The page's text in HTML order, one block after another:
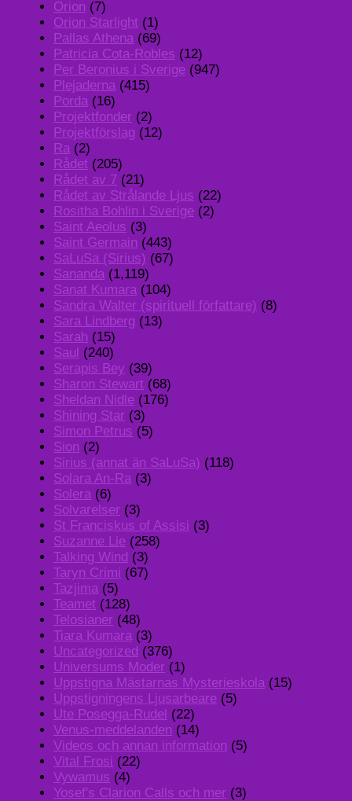
Orion (7)
Orion Starlight (1)
Pallas Athena (69)
Patricia Cota-Robles (12)
Per Beronius i Sverige (947)
Plejaderna (415)
Porda (16)
Projektfonder (2)
Projektförslag (12)
Ra (2)
Rådet (205)
Rådet av 7 (21)
Rådet av Strålande Ljus (22)
Rositha Bohlin i Sverige (2)
Saint Aeolus (3)
Saint Germain (443)
SaLuSa (Sirius) (67)
Sananda (1,119)
Sanat Kumara (104)
Sandra Walter (spirituell författare) (8)
Sara Lindberg (13)
Sarah (15)
Saul (240)
Serapis Bey (39)
Sharon Stewart (68)
Sheldan Nidle (176)
Shining Star (3)
Simon Petrus (5)
Sion (2)
Sirius (annat än SaLuSa) (118)
Solara An-Ra (3)
Solera (6)
Solvarelser (3)
St Franciskus of Assisi (3)
Suzanne Lie (258)
Talking Wind (3)
Taryn Crimi (67)
Tazjima (5)
Teamet (128)
Telosianer (48)
Tiara Kumara (3)
Uncategorized (376)
Universums Moder (1)
Uppstigna Mästarnas Mysterieskola (15)
Uppstigningens Ljusarbeare (5)
Ute Posegga-Rudel (22)
Venus-meddelanden (14)
Videos och annan information (5)
Vital Frosi (22)
Vywamus (4)
Yosef's Clarion Calls och mer (3)